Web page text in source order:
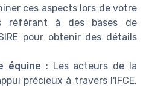
ces aspects lors de votre
référant à des bases de
pour obtenir des détails
équine : Les acteurs de la
précieux à travers l'IFCE.